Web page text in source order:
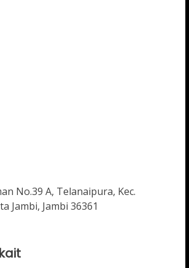
No.39 A, Telanaipura, Kec.
Jambi, Jambi 36361